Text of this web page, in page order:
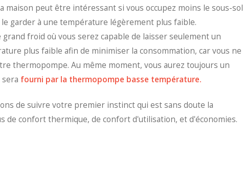
maison peut être intéressant si vous occupez moins le sous-sol
garder à une température légèrement plus faible.
froid où vous serez capable de laisser seulement un
plus faible afin de minimiser la consommation, car vous ne
thermopompe. Au même moment, vous aurez toujours un
fourni par la thermopompe basse température.
de suivre votre premier instinct qui est sans doute la
de confort thermique, de confort d'utilisation, et d'économies.